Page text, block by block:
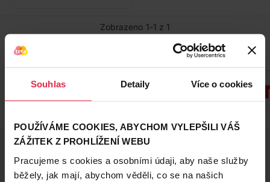
Souhlas Detaily Více o cookies
POUŽÍVÁME COOKIES, ABYCHOM VYLEPŠILI VÁŠ
ZÁŽITEK Z PROHLÍŽENÍ WEBU
Pracujeme s cookies a osobními údaji, aby naše služby
běžely, jak mají, abychom věděli, co se na našich
Zobrazeno 1-1 z 1
Oblíbené značky
Doručení zdarma Věrnostní slevy